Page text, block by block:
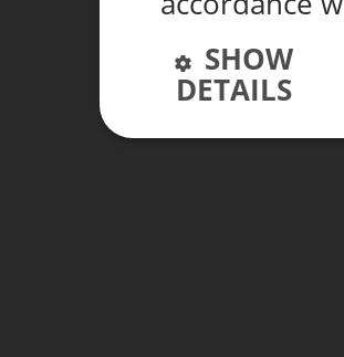
SHOW
DETAILS